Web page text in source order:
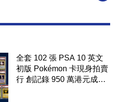
全套 102 張 PSA 10 英文
初版 Pokémon 卡現身拍賣
行 創記錄 950 萬港元成交